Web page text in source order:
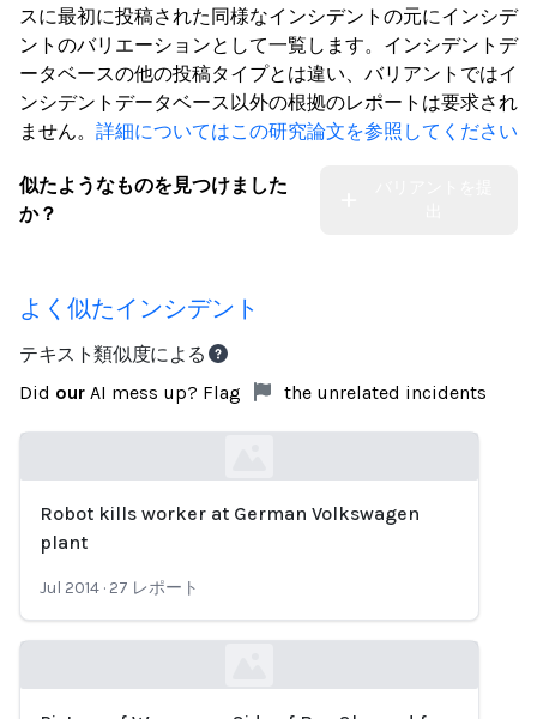
スに最初に投稿された同様なインシデントの元にインシデ
ントのバリエーションとして一覧します。インシデントデ
ータベースの他の投稿タイプとは違い、バリアントではイ
ンシデントデータベース以外の根拠のレポートは要求され
ません。 詳細についてはこの研究論文を参照してください
似たようなものを見つけました
か？
よく似たインシデント
テキスト類似度による
Did our AI mess up? Flag the unrelated incidents
Loading...
Robot kills worker at German Volkswagen
plant
Jul 2014 · 27 レポート